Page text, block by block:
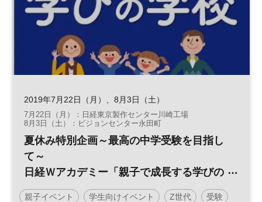
2019年7月22日（月）、8月3日（土）
7月22日（月）：日経東京製作センター川崎工場
8月3日（土）：ビジョンセンター永田町
夏休み特別企画～最高の中学受験を目指し
て～
日経Ｗアカデミー「親子で成長する学びの
学校」
親子イベント 学生向けイベント Z世代 受験